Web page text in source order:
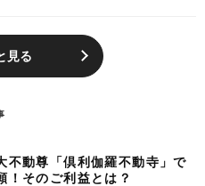
見る
不動尊「倶利伽羅不動寺」で
！そのご利益とは？